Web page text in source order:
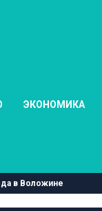
ЭКОНОМИКА
в Воложине